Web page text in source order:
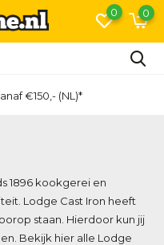
0 0
€150,- (NL)*
1896 kookgerei en
Lodge Cast Iron heeft
staan. Hierdoor kun jij
Bekijk hier alle Lodge